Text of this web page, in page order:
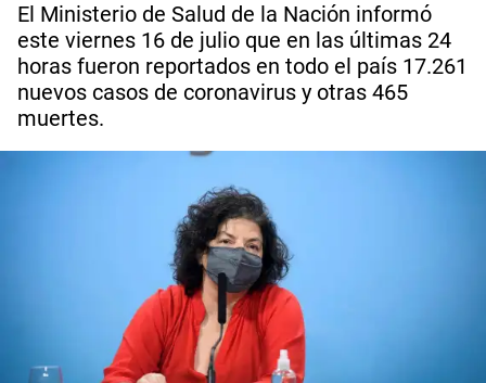
El Ministerio de Salud de la Nación informó
este viernes 16 de julio que en las últimas 24
horas fueron reportados en todo el país 17.261
nuevos casos de coronavirus y otras 465
muertes.